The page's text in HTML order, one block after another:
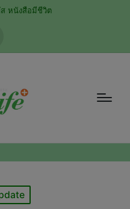
หนังสือมีชีวิต
check